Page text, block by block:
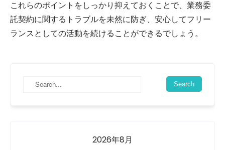
これらのポイントをしっかり抑えておくことで、業務委
託契約に関するトラブルを未然に防ぎ、安心してフリー
ランスとしての活動を続けることができるでしょう。
2026年8月